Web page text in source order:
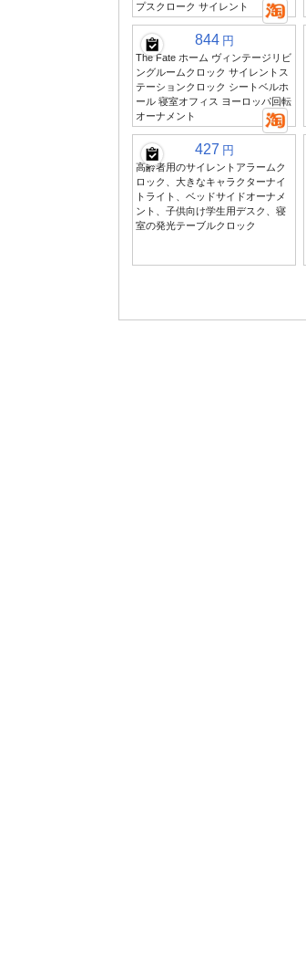
プスクローク サイレント
844 円
The Fate ホーム ヴィンテージリビ
ングルームクロック サイレントス
テーションクロック シートベルホ
ール 寝室オフィス ヨーロッパ回転
オーナメント
427 円
高齢者用のサイレントアラームク
ロック、大きなキャラクターナイ
トライト、ベッドサイドオーナメ
ント、子供向け学生用デスク、寝
室の発光テーブルクロック